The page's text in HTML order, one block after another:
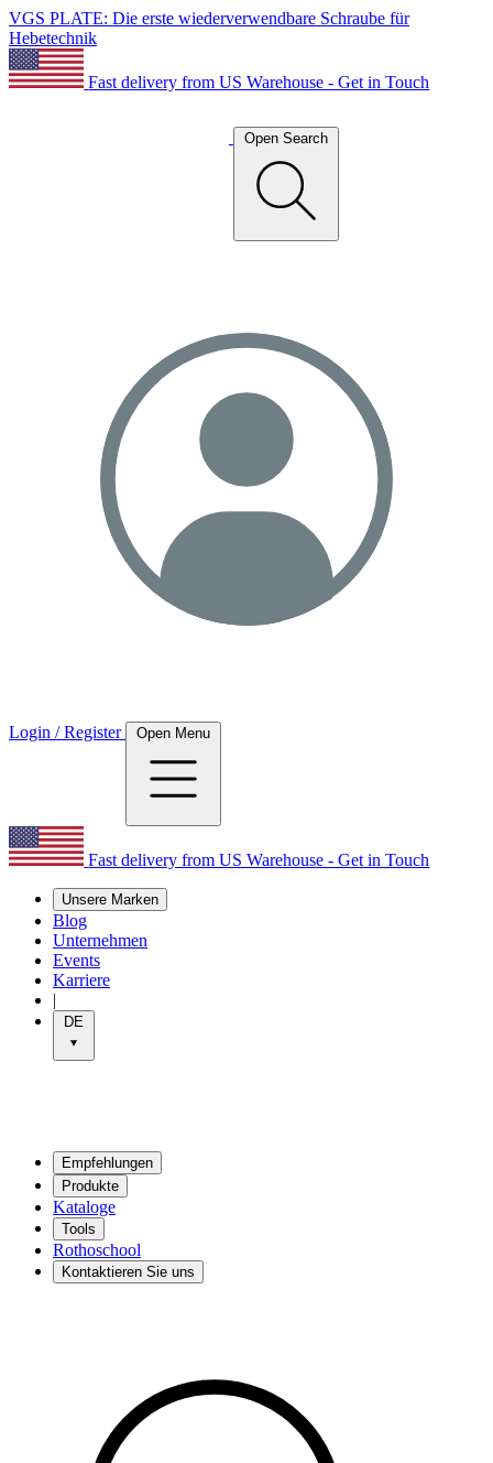
VGS PLATE: Die erste wiederverwendbare Schraube für
Hebetechnik
Fast delivery from US Warehouse - Get in Touch
Open Search
Login / Register Open Menu
Fast delivery from US Warehouse - Get in Touch
Unsere Marken
Blog
Unternehmen
Events
Karriere
|
DE
Empfehlungen
Produkte
Kataloge
Tools
Rothoschool
Kontaktieren Sie uns